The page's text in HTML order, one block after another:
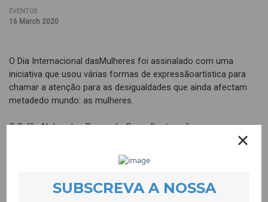
EVENTOS
16 March 2020
O Dia Internacional dasMulheres foi assinalado com uma
iniciativa que usou várias formas de expressãoartística para
chamar a atenção para as desigualdades que ainda afectam
metadedo mundo: as mulheres.
O Salão Nobre dos Paços do Concelho transformou-se
empalco para a dança e a música que vieram do Conservatório
da Covilhã, para astalentosas Bia e Ju cujas vozes e piano
ecoaram por todo o edifício da Câmarada Covilhã, para uma
AmaralJerónimo que com humor nos fez viajar por muitos